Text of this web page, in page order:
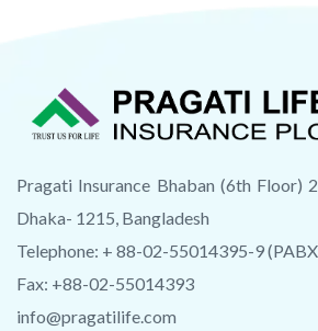
Pragati Insurance Bhaban (6th Floor)
Dhaka- 1215, Bangladesh
Telephone: + 88-02-55014395-9
Fax: +88-02-55014393
info@pragatilife.com